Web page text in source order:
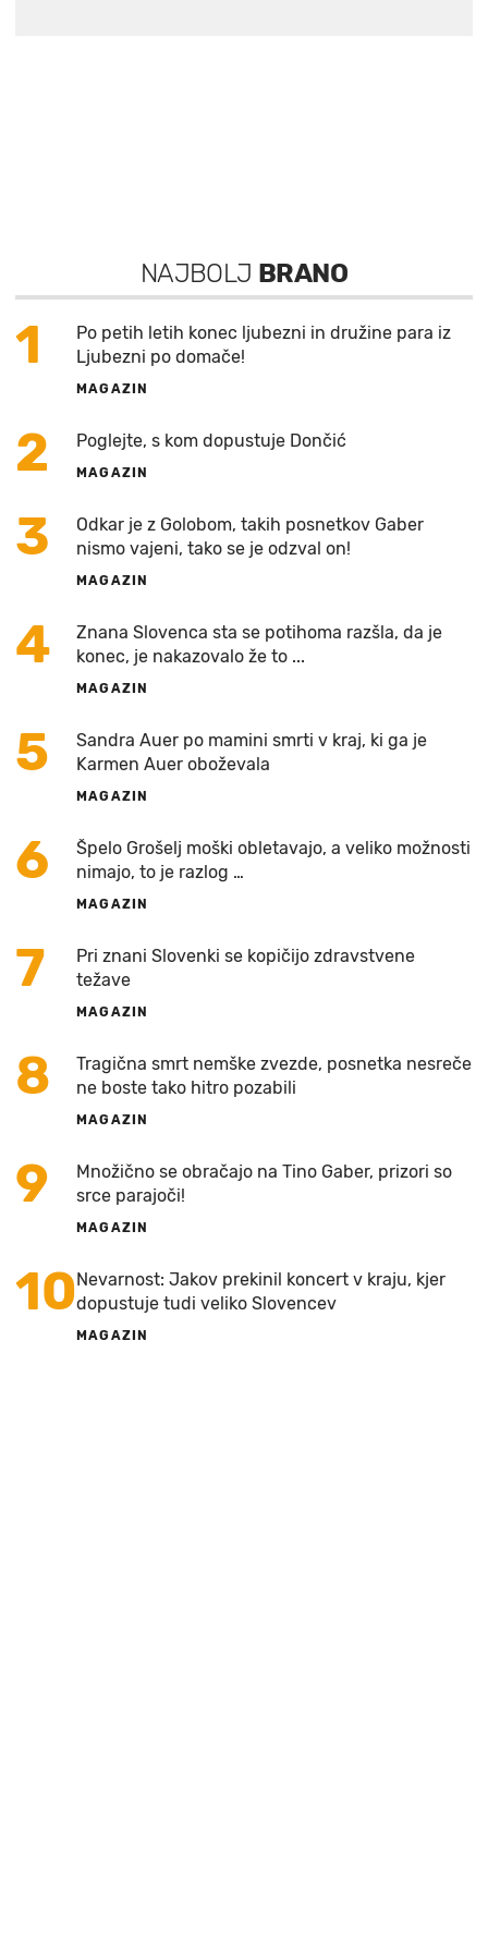
NAJBOLJ BRANO
1
Po petih letih konec ljubezni in družine para iz
Ljubezni po domače!
MAGAZIN
2 Poglejte, s kom dopustuje Dončić
MAGAZIN
3
Odkar je z Golobom, takih posnetkov Gaber
nismo vajeni, tako se je odzval on!
MAGAZIN
4
Znana Slovenca sta se potihoma razšla, da je
konec, je nakazovalo že to ...
MAGAZIN
5
Sandra Auer po mamini smrti v kraj, ki ga je
Karmen Auer oboževala
MAGAZIN
6
Špelo Grošelj moški obletavajo, a veliko možnosti
nimajo, to je razlog …
MAGAZIN
7
Pri znani Slovenki se kopičijo zdravstvene
težave
MAGAZIN
8
Tragična smrt nemške zvezde, posnetka nesreče
ne boste tako hitro pozabili
MAGAZIN
9
Množično se obračajo na Tino Gaber, prizori so
srce parajoči!
MAGAZIN
10Nevarnost: Jakov prekinil koncert v kraju, kjer
dopustuje tudi veliko Slovencev
MAGAZIN